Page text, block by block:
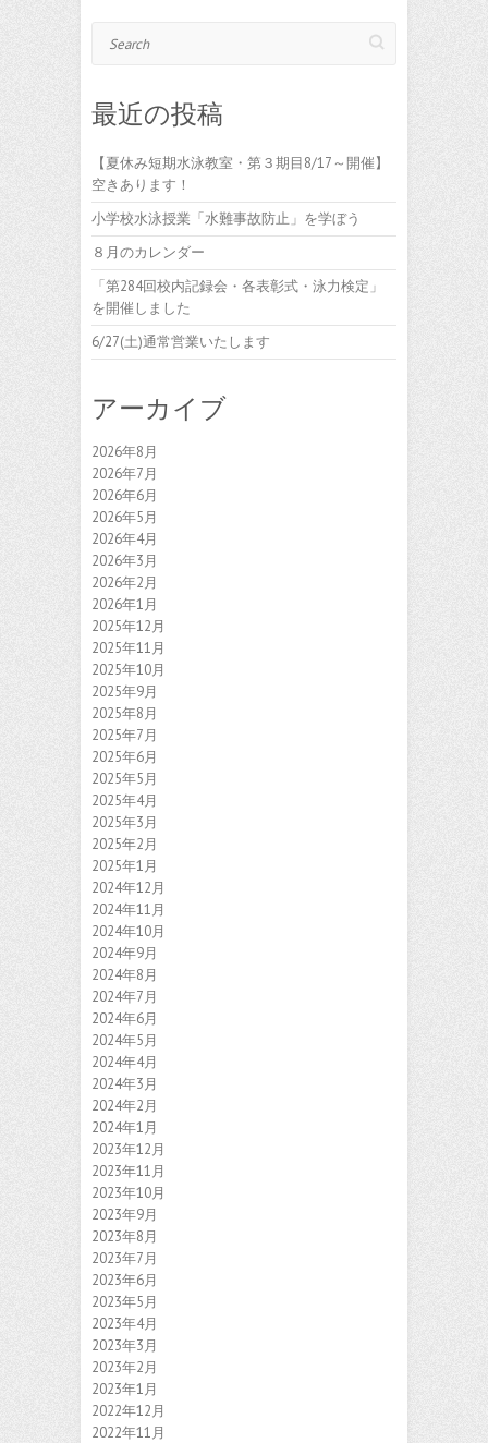
最近の投稿
【夏休み短期水泳教室・第３期目8/17～開催】
空きあります！
小学校水泳授業「水難事故防止」を学ぼう
８月のカレンダー
「第284回校内記録会・各表彰式・泳力検定」
を開催しました
6/27(土)通常営業いたします
アーカイブ
2026年8月
2026年7月
2026年6月
2026年5月
2026年4月
2026年3月
2026年2月
2026年1月
2025年12月
2025年11月
2025年10月
2025年9月
2025年8月
2025年7月
2025年6月
2025年5月
2025年4月
2025年3月
2025年2月
2025年1月
2024年12月
2024年11月
2024年10月
2024年9月
2024年8月
2024年7月
2024年6月
2024年5月
2024年4月
2024年3月
2024年2月
2024年1月
2023年12月
2023年11月
2023年10月
2023年9月
2023年8月
2023年7月
2023年6月
2023年5月
2023年4月
2023年3月
2023年2月
2023年1月
2022年12月
2022年11月